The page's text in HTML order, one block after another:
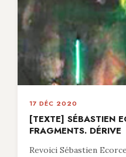
17 DÉC 2020
[TEXTE] SÉBASTIEN
FRAGMENTS. DÉRIVE
Revoici Sébastien